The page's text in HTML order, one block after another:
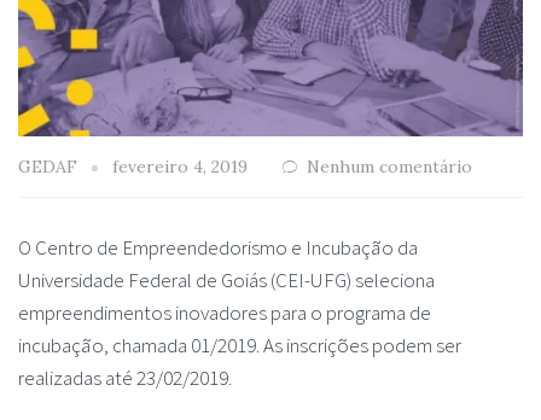
GEDAF fevereiro 4, 2019 Nenhum comentário
O Centro de Empreendedorismo e Incubação da
Universidade Federal de Goiás (CEI-UFG) seleciona
empreendimentos inovadores para o programa de
incubação, chamada 01/2019. As inscrições podem ser
realizadas até 23/02/2019.